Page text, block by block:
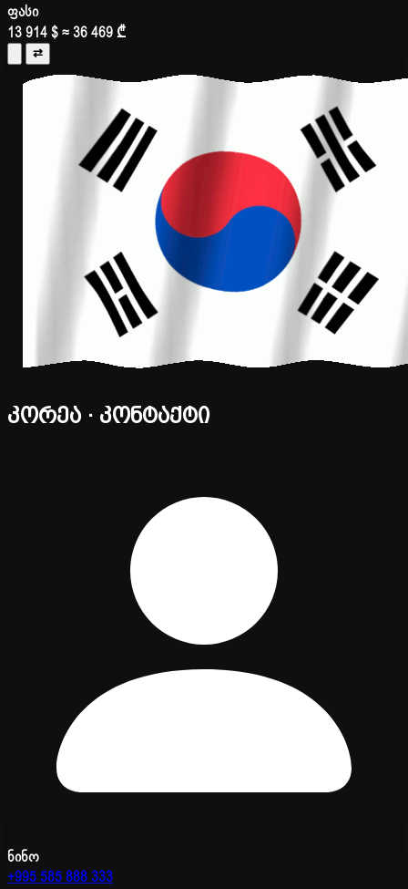
ფასი
13 914 $≈ 36 469 ₾
⇄
კორეა · კონტაქტი
ნინო
+995 585 888 333